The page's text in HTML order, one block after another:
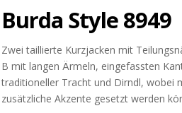
Burda Style 8949
Zwei taillierte Kurzjacken mit
B mit langen Ärmeln, eingefassten
traditioneller Tracht und Dirndl, wobei
zusätzliche Akzente gesetzt werden